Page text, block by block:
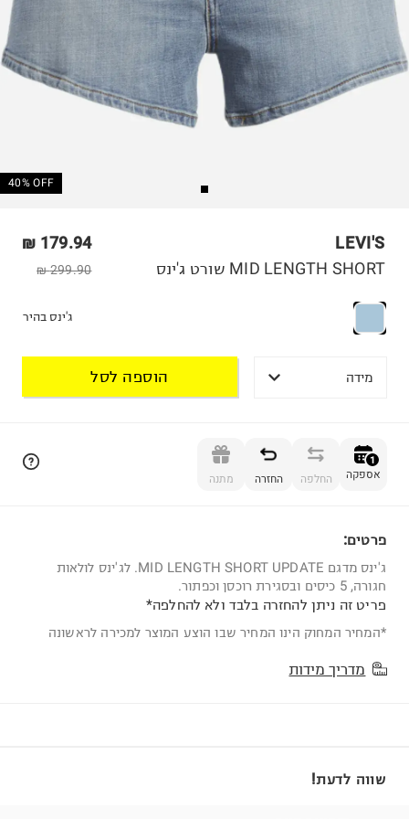
40% OFF
LEVI'S
179.94 ₪
299.90 ₪ MID LENGTH SHORT שורט ג'ינס
ג'ינס בהיר
מידה הוספה לסל
1
אספקה החלפה החזרה מתנה
פרטים:
ג'ינס מדגם MID LENGTH SHORT UPDATE. לג'ינס לולאות
חגורה, 5 כיסים ובסגירת רוכסן וכפתור.
פריט זה ניתן להחזרה בלבד ולא להחלפה*
*המחיר המחוק הינו המחיר שבו הוצע המוצר למכירה לראשונה
מדריך מידות
שווה לדעת!